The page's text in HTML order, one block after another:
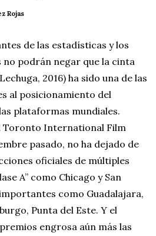
Rojas
de las estadísticas y los
podrán negar que la cinta
2016) ha sido una de las
al posicionamiento del
plataformas mundiales.
Toronto International Film
pasado, no ha dejado de
oficiales de múltiples
A” como Chicago y San
como Guadalajara,
Punta del Este. Y el
engrosa aún más las